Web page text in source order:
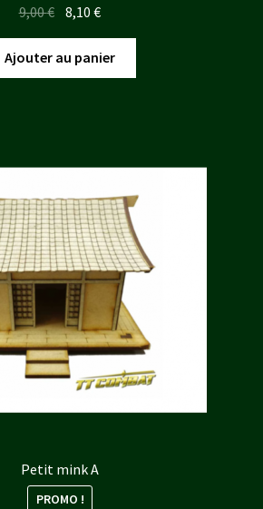
9,00€ Le
initial
était :
8,10€Le
actuel
est :
Ajouter au panier
Petit mink A
PROMO !